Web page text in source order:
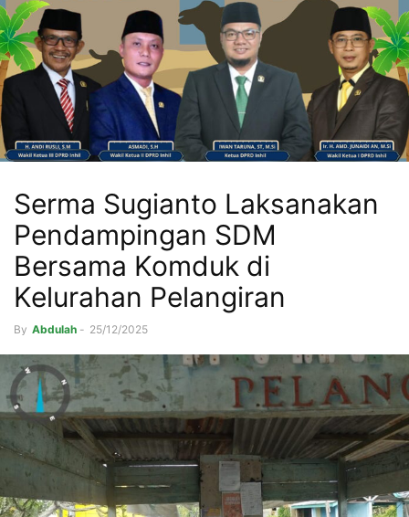
Serma Sugianto Laksanakan
Pendampingan SDM
Bersama Komduk di
Kelurahan Pelangiran
By Abdulah - 25/12/2025